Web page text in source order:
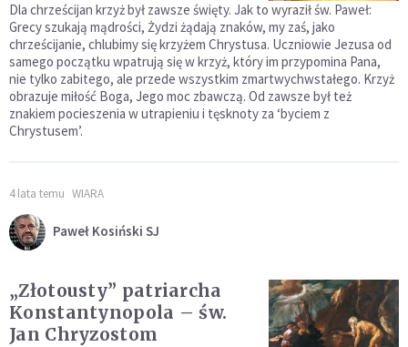
Dla chrześcijan krzyż był zawsze święty. Jak to wyraził św. Paweł:
Grecy szukają mądrości, Żydzi żądają znaków, my zaś, jako
chrześcijanie, chlubimy się krzyżem Chrystusa. Uczniowie Jezusa od
samego początku wpatrują się w krzyż, który im przypomina Pana,
nie tylko zabitego, ale przede wszystkim zmartwychwstałego. Krzyż
obrazuje miłość Boga, Jego moc zbawczą. Od zawsze był też
znakiem pocieszenia w utrapieniu i tęsknoty za ‘byciem z
Chrystusem’.
4 lata temu WIARA
Paweł Kosiński SJ
„Złotousty” patriarcha
Konstantynopola – św.
Jan Chryzostom